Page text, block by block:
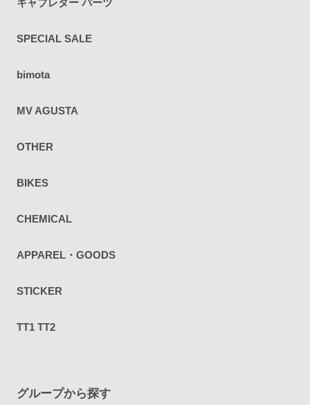
キャブレター パーツ
SPECIAL SALE
bimota
MV AGUSTA
OTHER
BIKES
CHEMICAL
APPAREL・GOODS
STICKER
TT1 TT2
グループから探す